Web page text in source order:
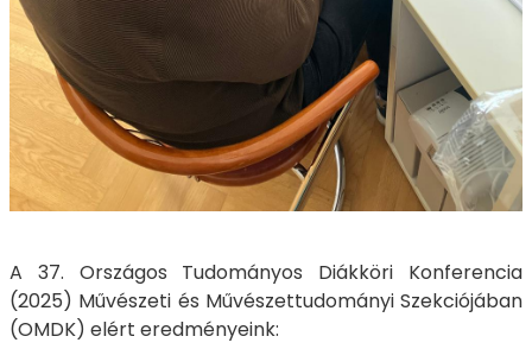
A 37. Országos Tudományos Diákköri Konferencia
(2025) Művészeti és Művészettudományi Szekciójában
(OMDK) elért eredményeink: